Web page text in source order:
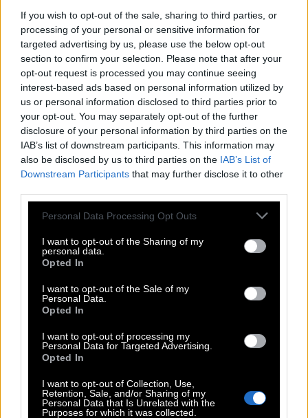
If you wish to opt-out of the sale, sharing to third parties, or
processing of your personal or sensitive information for
targeted advertising by us, please use the below opt-out
section to confirm your selection. Please note that after your
opt-out request is processed you may continue seeing
interest-based ads based on personal information utilized by
us or personal information disclosed to third parties prior to
your opt-out. You may separately opt-out of the further
disclosure of your personal information by third parties on the
IAB’s list of downstream participants. This information may
also be disclosed by us to third parties on the IAB’s List of
Downstream Participants that may further disclose it to other
Personal Data Processing Opt Outs
I want to opt-out of the Sharing of my
personal data.
Opted In
I want to opt-out of the Sale of my
Personal Data.
Opted In
I want to opt-out of processing my
Personal Data for Targeted Advertising.
Opted In
I want to opt-out of Collection, Use,
Retention, Sale, and/or Sharing of my
Personal Data that Is Unrelated with the
Purposes for which it was collected.
Gut Sortiert Juli 6 2026
Songtitel
Thriller, Yesterday, Hey, Imagine
Snacks
Chips, Erdnüsse, Mandeln, Cracker
Sommeranfang
Sonnenwende, Picknick, Erdbeerzeit,
Johannistag
Pizzabelag
Pilze, Salami, Mozzarella, Oliven